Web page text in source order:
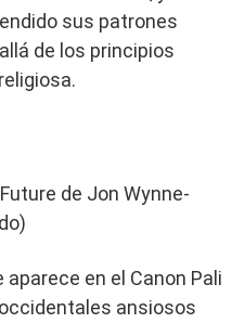
sus patrones
de los principios
de Jon Wynne-
en el Canon Pali
ansiosos